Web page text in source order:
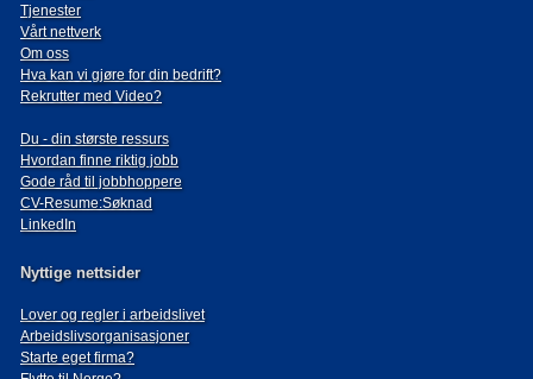
Tjenester
Vårt nettverk
Om oss
Hva kan vi gjøre for din bedrift?
Rekrutter med Video?
Du - din største ressurs
Hvordan finne riktig jobb
Gode råd til jobbhoppere
CV-Resume:Søknad
LinkedIn
Nyttige nettsider
Lover og regler i arbeidslivet
Arbeidslivsorganisasjoner
Starte eget firma?